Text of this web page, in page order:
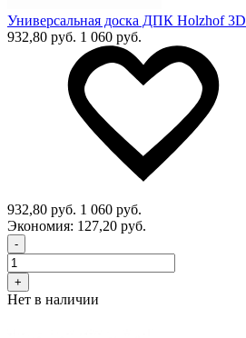
Универсальная доска ДПК Holzhof 3D
932,80 руб. 1 060 руб.
932,80 руб. 1 060 руб.
Экономия: 127,20 руб.
-
+
Нет в наличии